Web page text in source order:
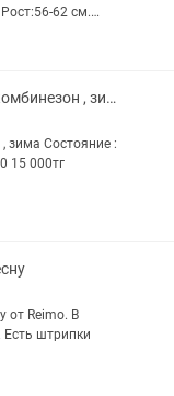
62 см.
Продам детский комбинезон , зима
:
15 000тг
от Reimo. В
штрипки